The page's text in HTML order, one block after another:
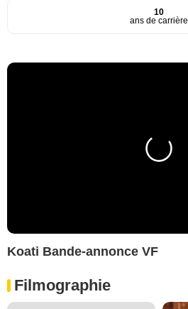
10
ans de carrière
Koati Bande-annonce VF
Filmographie